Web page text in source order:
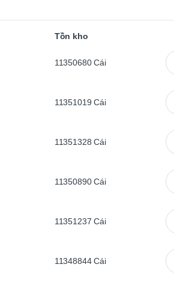
Tồn kho
11350680 Cái
11351019 Cái
11351328 Cái
11350890 Cái
11351237 Cái
11348844 Cái